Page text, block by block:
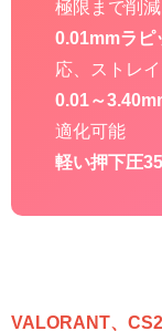
極限まで削減
0.01mmラピ
応、ストレ
0.01～
適化可能
軽い押下圧
VALORANT、